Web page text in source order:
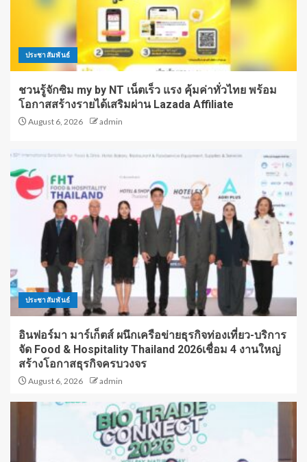
ประชาสัมพันธ์
ชวนรู้จักซิม my by NT เน็ตเร็ว แรง คุ้มค่าทั่วไทย พร้อม
โอกาสสร้างรายได้เสริมผ่าน Lazada Affiliate
August 6, 2026 admin
ประชาสัมพันธ์
อินฟอร์มา มาร์เก็ตส์ ผนึกเครือข่ายธุรกิจท่องเที่ยว-บริการ
จัด Food & Hospitality Thailand 2026เชื่อม 4 งานใหญ่
สร้างโอกาสธุรกิจครบวงจร
August 6, 2026 admin